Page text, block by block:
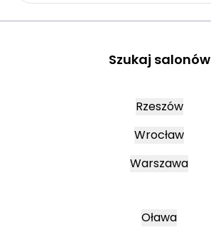
Szukaj salonów
Rzeszów
Wrocław
Warszawa
Oława